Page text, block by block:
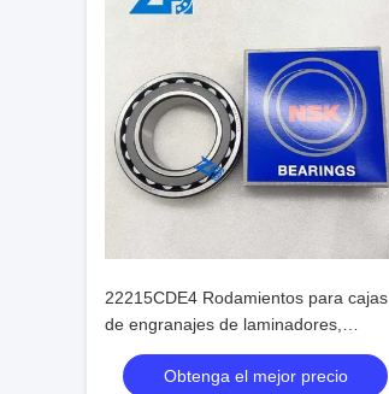
22215CDE4 Rodamientos para cajas
de engranajes de laminadores,
rodamientos para vehículos
ferroviarios, rodamientos para
Obtenga el mejor precio